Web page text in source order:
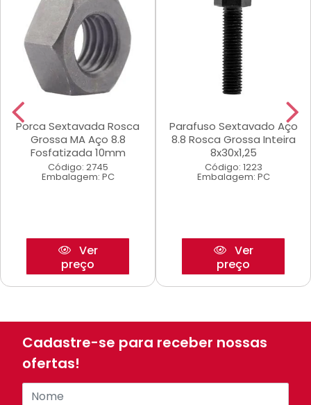
Porca Sextavada Rosca
Grossa MA Aço 8.8
Fosfatizada 10mm
Código: 2745
Embalagem: PC
Ver
preço
Parafuso Sextavado Aço
8.8 Rosca Grossa Inteira
8x30x1,25
Código: 1223
Embalagem: PC
Ver
preço
Cadastre-se para receber nossas
ofertas!